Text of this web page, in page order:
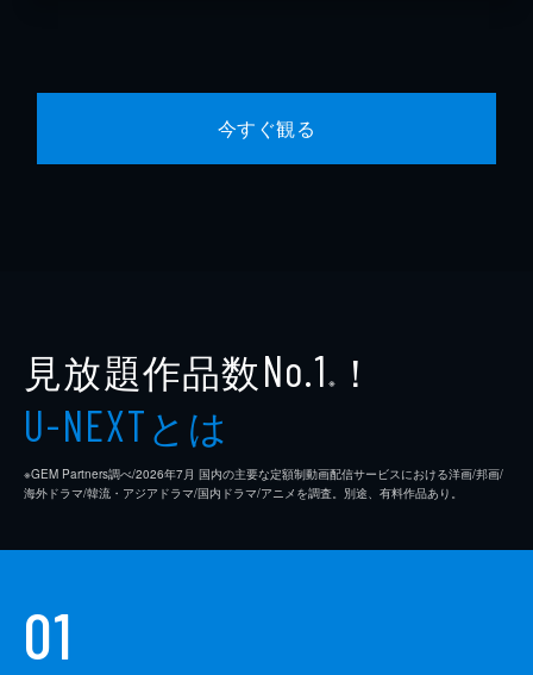
今すぐ観る
見放題作品数No.1 ※ ！
U-NEXTとは
※GEM Partners調べ/2026年7⽉ 国内の主要な定額制動画配信サービスにおける洋画/邦画/
海外ドラマ/韓流・アジアドラマ/国内ドラマ/アニメを調査。別途、有料作品あり。
01